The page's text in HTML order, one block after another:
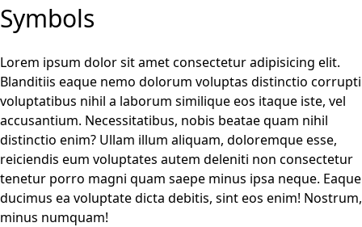
Symbols
Lorem ipsum dolor sit amet consectetur adipisicing elit.
Blanditiis eaque nemo dolorum voluptas distinctio corrupti
voluptatibus nihil a laborum similique eos itaque iste, vel
accusantium. Necessitatibus, nobis beatae quam nihil
distinctio enim? Ullam illum aliquam, doloremque esse,
reiciendis eum voluptates autem deleniti non consectetur
tenetur porro magni quam saepe minus ipsa neque. Eaque
ducimus ea voluptate dicta debitis, sint eos enim! Nostrum,
minus numquam!